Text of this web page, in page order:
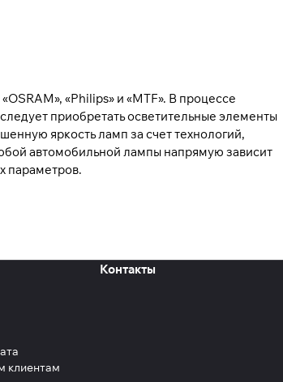
«Philips» и «MTF». В процессе
приобретать осветительные элементы
яркость ламп за счет технологий,
автомобильной лампы напрямую зависит
параметров.
клиентам
Контакты